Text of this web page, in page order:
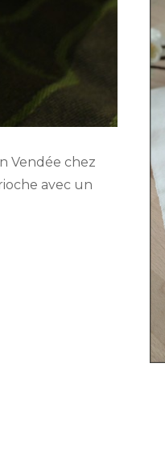
Vendée chez
avec un